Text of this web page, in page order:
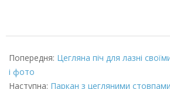
01-
28
Попередня: Цегляна піч для лазні
і фото
Наступна: Паркан з цегляними